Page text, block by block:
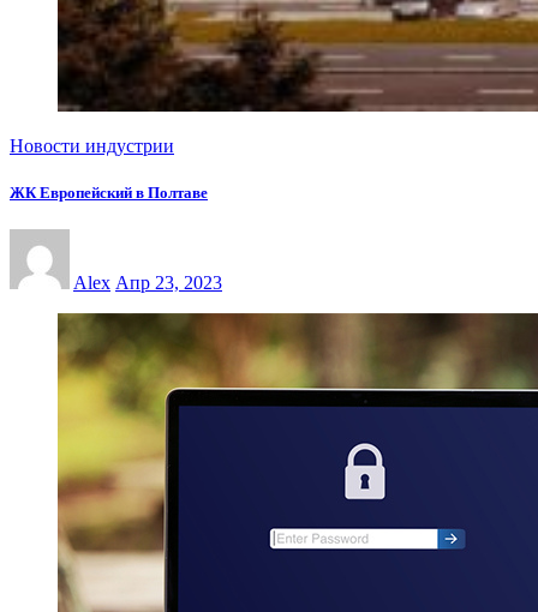
Новости индустрии
ЖК Европейский в Полтаве
Alex Апр 23, 2023